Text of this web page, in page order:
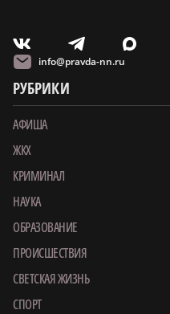
V T X
info@pravda-nn.ru
РУБРИКИ
АФИША
ЖКХ
КРИМИНАЛ
НАУКА
ОБРАЗОВАНИЕ
ПРОИСШЕСТВИЯ
СВЕТСКАЯ ЖИЗНЬ
СПОРТ